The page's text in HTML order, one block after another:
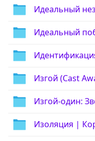
Идеальный
Идеальный
Изгой (Cast
Изгой-один:
Изоляция |